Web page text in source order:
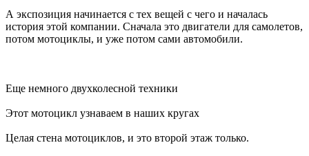
А экспозиция начинается с тех вещей с чего и началась
история этой компании. Сначала это двигатели для самолетов,
потом мотоциклы, и уже потом сами автомобили.
Еще немного двухколесной техники
Этот мотоцикл узнаваем в наших кругах
Целая стена мотоциклов, и это второй этаж только.